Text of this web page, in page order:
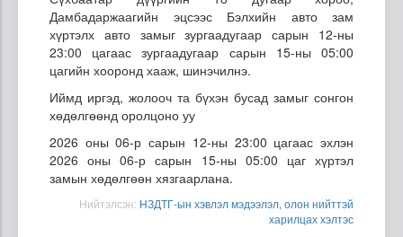
Дамбадаржаагийн эцсээс Бэлхийн авто зам
хүртэлх авто замыг зургаадугаар сарын 12-ны
23:00 цагаас зургаадугаар сарын 15-ны 05:00
цагийн хооронд хааж, шинэчилнэ.
Иймд иргэд, жолооч та бүхэн бусад замыг сонгон
хөдөлгөөнд оролцоно уу
2026 оны 06-р сарын 12-ны 23:00 цагаас эхлэн
2026 оны 06-р сарын 15-ны 05:00 цаг хүртэл
замын хөдөлгөөн хязгаарлана.
Нийтэлсэн: НЗДТГ-ын хэвлэл мэдээлэл, олон нийттэй
харилцах хэлтэс